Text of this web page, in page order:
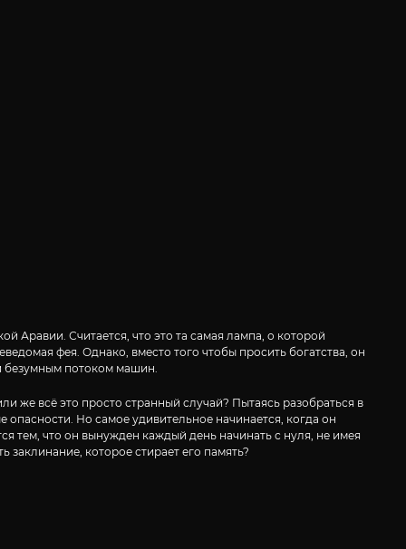
Аравии. Считается, что это та самая лампа, о которой
фея. Однако, вместо того чтобы просить богатства, он
безумным потоком машин.
же всё это просто странный случай? Пытаясь разобраться в
Но самое удивительное начинается, когда он
тем, что он вынужден каждый день начинать с нуля, не имея
которое стирает его память?